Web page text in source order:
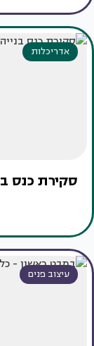
אדריכלות
סקירת כנס
עיצוב פנים